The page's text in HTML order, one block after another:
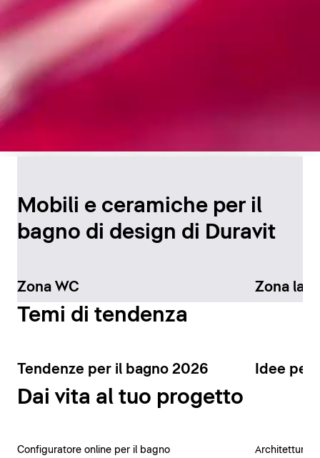
il bagno
Scopri di più
Mobili e ceramiche per il
bagno di design di Duravit
Zona WC Zona
Temi di tendenza
Tendenze per il bagno 2026 Idee per
Dai vita al tuo progetto
Configuratore online per il bagno Architettura